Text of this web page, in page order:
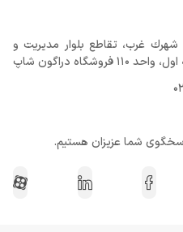
غرب، تقاطع بلوار مدیریت و
دراگون شاپ